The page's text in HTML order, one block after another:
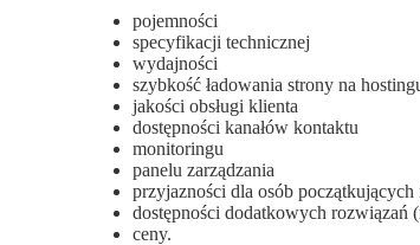
pojemności
specyfikacji technicznej
wydajności
szybkość ładowania strony na
jakości obsługi klienta
dostępności kanałów kontaktu
monitoringu
panelu zarządzania
przyjazności dla osób
dostępności dodatkowych rozwiązań
ceny.